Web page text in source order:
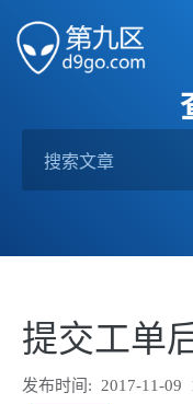
提交工单
发布时间: 2017-11-09